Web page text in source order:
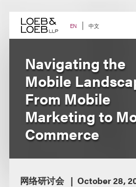
content EN 中文
Navigating the
Mobile
From Mobile
Marketing to
Commerce
网络研讨会 October 28,